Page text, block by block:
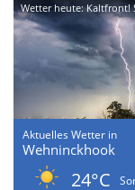
Wetter heute: Kaltfront!
Aktuelles Wetter in
Wehninckhook
24°C